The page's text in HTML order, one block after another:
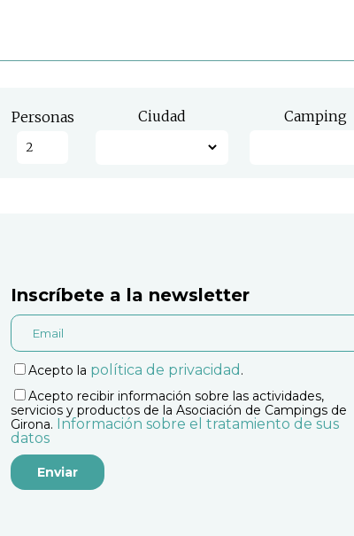
Personas Ciudad Camping
Inscríbete a la newsletter
Acepto la política de privacidad .
Acepto recibir información sobre las actividades,
servicios y productos de la Asociación de Campings de
Girona. Información sobre el tratamiento de sus
datos